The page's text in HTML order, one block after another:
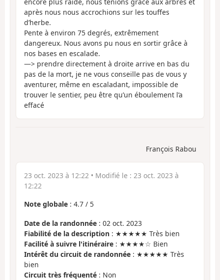
après nous nous accrochions sur les touffes
d’herbe.
Pente à environ 75 degrés, extrêmement
dangereux. Nous avons pu nous en sortir grâce à
nos bases en escalade.
—> prendre directement à droite arrive en bas du
pas de la mort, je ne vous conseille pas de vous y
aventurer, même en escaladant, impossible de
trouver le sentier, peu être qu’un éboulement l’a
effacé
François Rabou
23 oct. 2023 à 12:22 • Modifié le : 23 oct. 2023 à
12:22
Note globale : 4.7 / 5
Date de la randonnée : 02 oct. 2023
Fiabilité de la description : ★★★★★ Très bien
Facilité à suivre l'itinéraire : ★★★★☆ Bien
Intérêt du circuit de randonnée : ★★★★★ Très
bien
Circuit très fréquenté : Non